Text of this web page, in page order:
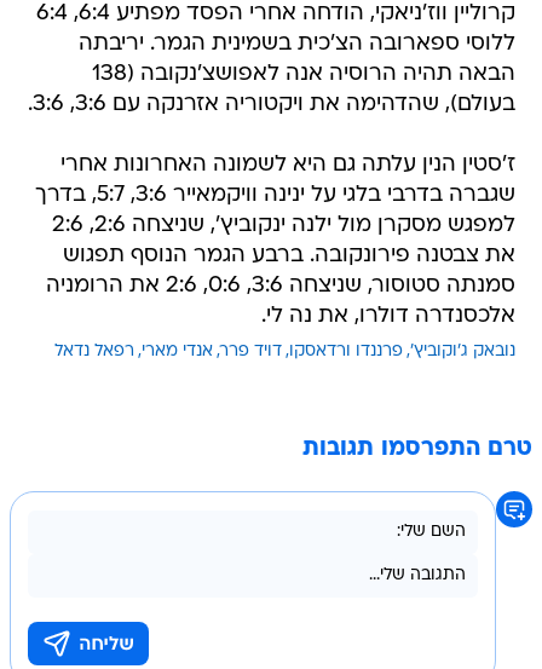
קרוליין ווז'ניאקי, הודחה אחרי הפסד מפתיע 6:4, 6:4
ללוסי ספארובה הצ'כית בשמינית הגמר. יריבתה
הבאה תהיה הרוסיה אנה לאפושצ'נקובה (138
בעולם), שהדהימה את ויקטוריה אזרנקה עם 3:6, 3:6.
ז'סטין הנין עלתה גם היא לשמונה האחרונות אחרי
שגברה בדרבי בלגי על ינינה וויקמאייר 3:6, 5:7, בדרך
למפגש מסקרן מול ילנה ינקוביץ', שניצחה 2:6, 2:6
את צבטנה פירונקובה. ברבע הגמר הנוסף תפגוש
סמנתה סטוסור, שניצחה 3:6, 0:6, 2:6 את הרומניה
אלכסנדרה דולרו, את נה לי.
נובאק ג'וקוביץ' פרננדו ורדאסקו דויד פרר אנדי מארי רפאל נדאל
טרם התפרסמו תגובות